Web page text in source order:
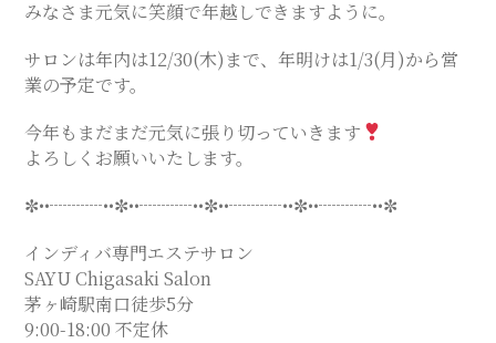
｜
SAYU
CHIGASAKI
SALON
みなさま元気に笑顔で年越しできますように。
サロンは年内は12/30(木)まで、年明けは1/3(月)から営
業の予定です。
今年もまだまだ元気に張り切っていきます
よろしくお願いいたします。
✼••┈┈┈••✼••┈┈┈••✼••┈┈┈••✼••┈┈┈••✼
インディバ専門エステサロン
SAYU Chigasaki Salon
茅ヶ崎駅南口徒歩5分
9:00-18:00 不定休